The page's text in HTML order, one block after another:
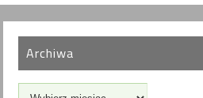
Archiwa